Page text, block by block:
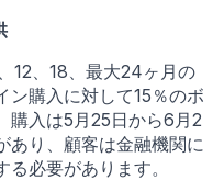
12、18、最大24ヶ月の
ン購入に対して15％のボ
購入は5月25日から6月2
あり、顧客は金融機関に
必要があります。